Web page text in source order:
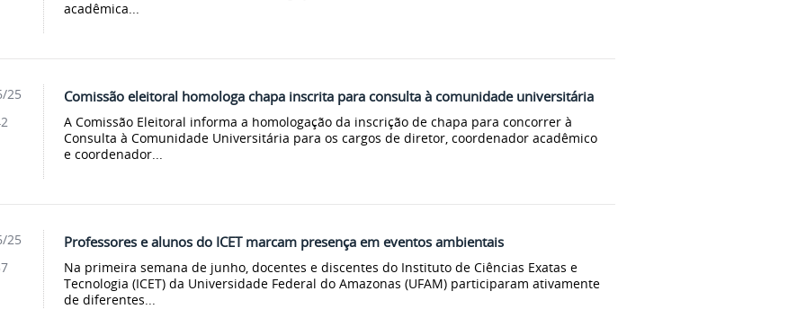
acadêmica...
Comissão eleitoral homologa chapa inscrita para consulta à comunidade universitária
A Comissão Eleitoral informa a homologação da inscrição de chapa para concorrer à
Consulta à Comunidade Universitária para os cargos de diretor, coordenador acadêmico
e coordenador...
25
Professores e alunos do ICET marcam presença em eventos ambientais
Na primeira semana de junho, docentes e discentes do Instituto de Ciências Exatas e
Tecnologia (ICET) da Universidade Federal do Amazonas (UFAM) participaram ativamente
de diferentes...
25